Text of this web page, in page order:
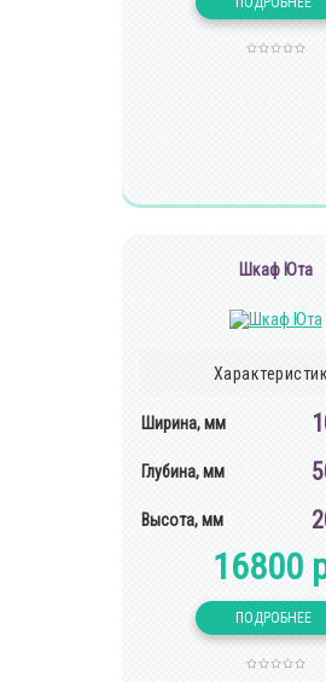
Шкаф Юта
Ширина, мм
Глубина, мм
Высота, мм
16800